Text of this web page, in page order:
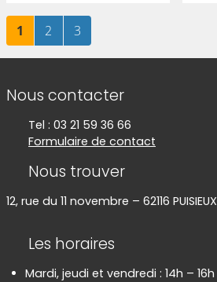
Page
1 sur 3Page
2 sur 3Page
3sur 3
Informations de contact
Nous contacter
Tel : 03 21 59 36 66
Formulaire de contact
Nous trouver
12, rue du 11 novembre – 62116 PUISIEUX
Les horaires
Mardi, jeudi et vendredi : 14h – 16h